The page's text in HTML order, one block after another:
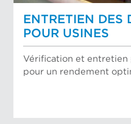
ENTRETIEN DES
POUR USINES
Vérification et entretien
pour un rendement